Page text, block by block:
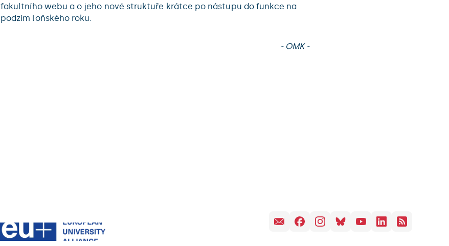
fakultního webu a o jeho nové struktuře krátce po nástupu do funkce na
podzim loňského roku.
- OMK -